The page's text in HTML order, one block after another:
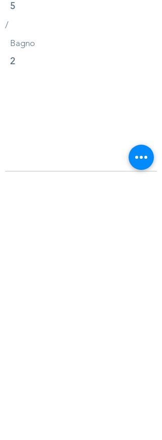
2
Bagno
5
/